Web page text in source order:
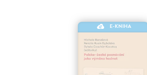
E-KNIHA